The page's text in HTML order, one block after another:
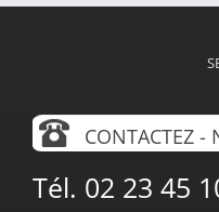
CONTACTEZ -
Tél. 02 23 45